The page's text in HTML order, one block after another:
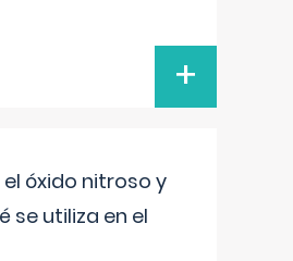
+
el óxido nitroso y
se utiliza en el